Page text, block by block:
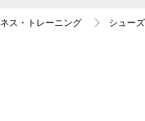
ス・トレーニング シューズ